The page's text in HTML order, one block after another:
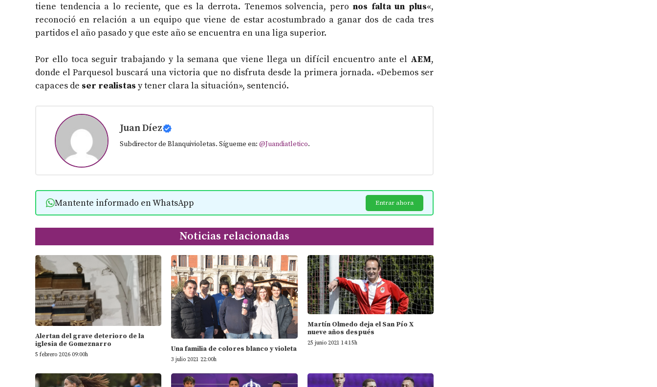
tiene tendencia a lo reciente, que es la derrota. Tenemos solvencia, pero nos falta un plus«,
reconoció en relación a un equipo que viene de estar acostumbrado a ganar dos de cada tres
partidos el año pasado y que este año se encuentra en una liga superior.
Por ello toca seguir trabajando y la semana que viene llega un difícil encuentro ante el AEM,
donde el Parquesol buscará una victoria que no disfruta desde la primera jornada. «Debemos ser
capaces de ser realistas y tener clara la situación», sentenció.
Juan Díez
Subdirector de Blanquivioletas. Sígueme en: @Juandiatletico.
Mantente informado en WhatsApp Entrar ahora
Noticias relacionadas
Alertan del grave deterioro de la
iglesia de Gomeznarro
5 febrero 2026 09:00h
Una familia de colores blanco y violeta
3 julio 2021 22:00h
Martín Olmedo deja el San Pío X
nueve años después
25 junio 2021 14:15h